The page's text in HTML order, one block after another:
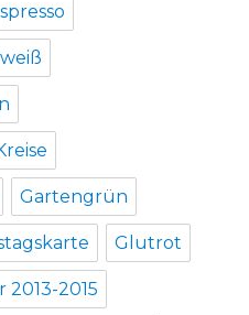
Gartengrün
Glutrot
2013-2015